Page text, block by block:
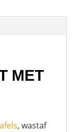
MET
, wastaf